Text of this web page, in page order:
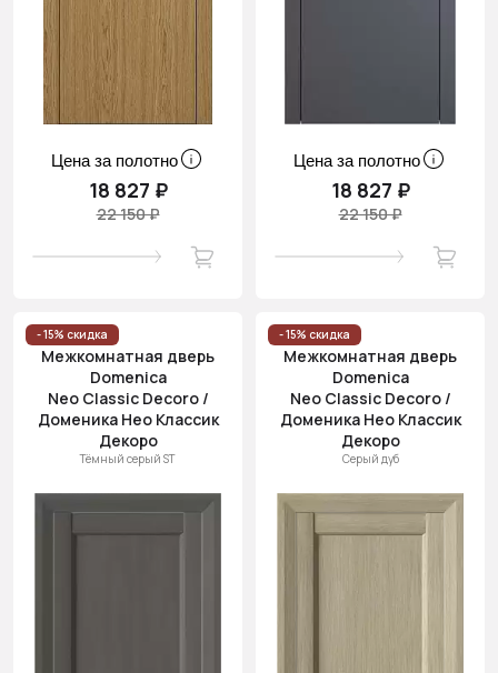
Цена за полотно
18 827 ₽
22 150 ₽
Цена за полотно
18 827 ₽
22 150 ₽
- 15% скидка
Межкомнатная дверь
Domenica
Neo Classic Decoro /
Доменика Нео Классик
Декоро
Тёмный серый ST
- 15% скидка
Межкомнатная дверь
Domenica
Neo Classic Decoro /
Доменика Нео Классик
Декоро
Серый дуб